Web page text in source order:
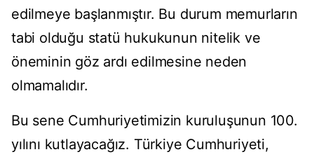
edilmeye başlanmıştır. Bu durum memurların
tabi olduğu statü hukukunun nitelik ve
öneminin göz ardı edilmesine neden
olmamalıdır.
Bu sene Cumhuriyetimizin kuruluşunun 100.
yılını kutlayacağız. Türkiye Cumhuriyeti,